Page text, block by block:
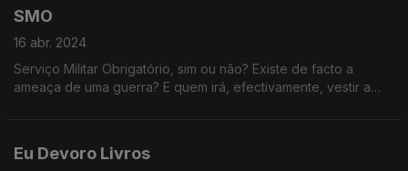
SMO
16 abr. 2024
Serviço Militar Obrigatório, sim ou não? Existe de facto a
ameaça de uma guerra? E quem irá, efectivamente, vestir a
Eu Devoro Livros